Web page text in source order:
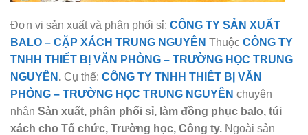
Đơn vị sản xuất và phân phối sỉ: CÔNG TY SẢN XUẤT
BALO – CẶP XÁCH TRUNG NGUYÊN Thuộc CÔNG TY
TNHH THIẾT BỊ VĂN PHÒNG – TRƯỜNG HỌC TRUNG
NGUYÊN . Cụ thể: CÔNG TY TNHH THIẾT BỊ VĂN
PHÒNG – TRƯỜNG HỌC TRUNG NGUYÊN chuyên
nhận Sản xuất, phân phối sỉ, làm đồng phục balo, túi
xách cho Tổ chức, Trường học, Công ty. Ngoài sản